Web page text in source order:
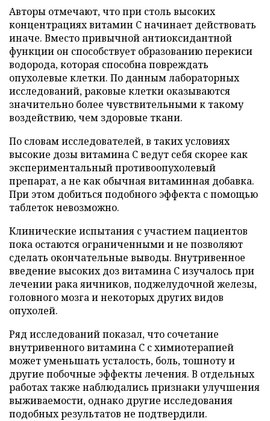
Авторы отмечают, что при столь высоких
концентрациях витамин C начинает действовать
иначе. Вместо привычной антиоксидантной
функции он способствует образованию перекиси
водорода, которая способна повреждать
опухолевые клетки. По данным лабораторных
исследований, раковые клетки оказываются
значительно более чувствительными к такому
воздействию, чем здоровые ткани.
По словам исследователей, в таких условиях
высокие дозы витамина C ведут себя скорее как
экспериментальный противоопухолевый
препарат, а не как обычная витаминная добавка.
При этом добиться подобного эффекта с помощью
таблеток невозможно.
Клинические испытания с участием пациентов
пока остаются ограниченными и не позволяют
сделать окончательные выводы. Внутривенное
введение высоких доз витамина C изучалось при
лечении рака яичников, поджелудочной железы,
головного мозга и некоторых других видов
опухолей.
Ряд исследований показал, что сочетание
внутривенного витамина C с химиотерапией
может уменьшать усталость, боль, тошноту и
другие побочные эффекты лечения. В отдельных
работах также наблюдались признаки улучшения
выживаемости, однако другие исследования
подобных результатов не подтвердили.